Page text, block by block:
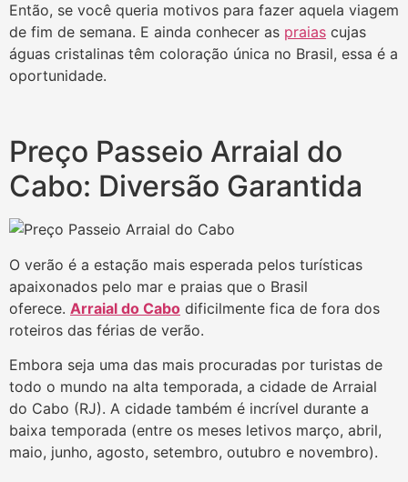
Então, se você queria motivos para fazer aquela viagem
de fim de semana. E ainda conhecer as praias cujas
águas cristalinas têm coloração única no Brasil, essa é a
oportunidade.
Preço Passeio Arraial do
Cabo: Diversão Garantida
O verão é a estação mais esperada pelos turísticas
apaixonados pelo mar e praias que o Brasil
oferece. Arraial do Cabo dificilmente fica de fora dos
roteiros das férias de verão.
Embora seja uma das mais procuradas por turistas de
todo o mundo na alta temporada, a cidade de Arraial
do Cabo (RJ). A cidade também é incrível durante a
baixa temporada (entre os meses letivos março, abril,
maio, junho, agosto, setembro, outubro e novembro).